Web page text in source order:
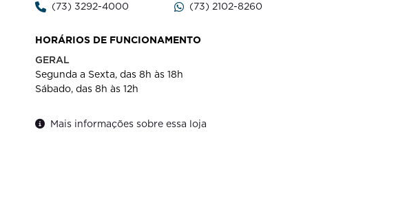
(73) 3292-4000
(73) 2102-8260
HORÁRIOS DE FUNCIONAMENTO
GERAL
Segunda a Sexta, das 8h às 18h
Sábado, das 8h às 12h
Mais informações sobre essa loja